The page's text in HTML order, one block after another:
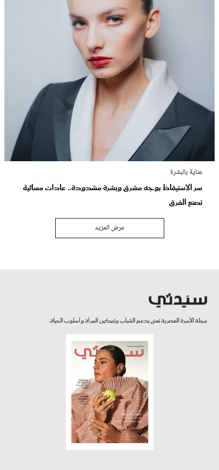
عناية بالبشرة
سر الاستيقاظ بوجه مشرق وبشرة مشدودة.. عادات مسائية
تصنع الفرق
عرض المزيد
مجلة الأسرة العصرية تعنى بدعم الشباب وتمكين المرأة وأسلوب الحياة.